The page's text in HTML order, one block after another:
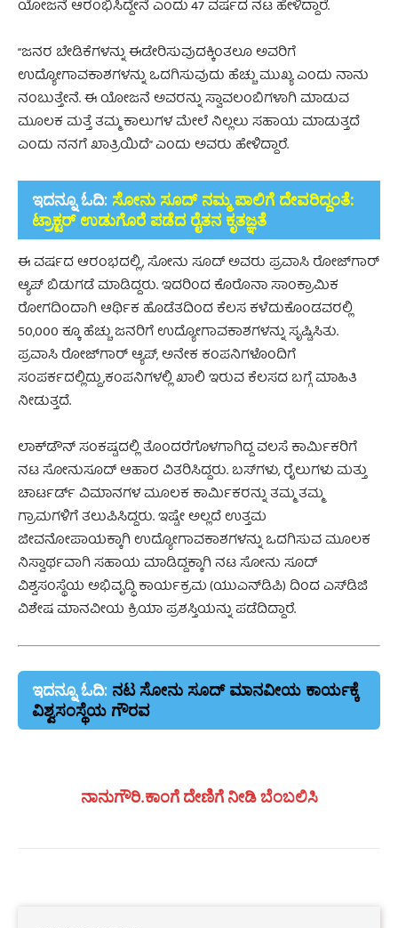
ಯೋಜನೆ ಆರಂಭಿಸಿದ್ದೇನೆ ಎಂದು 47 ವರ್ಷದ ನಟ ಹೇಳಿದ್ದಾರೆ.
“ಜನರ ಬೇಡಿಕೆಗಳನ್ನು ಈಡೇರಿಸುವುದಕ್ಕಿಂತಲೂ ಅವರಿಗೆ
ಉದ್ಯೋಗಾವಕಾಶಗಳನ್ನು ಒದಗಿಸುವುದು ಹೆಚ್ಚು ಮುಖ್ಯ ಎಂದು ನಾನು
ನಂಬುತ್ತೇನೆ. ಈ ಯೋಜನೆ ಅವರನ್ನು ಸ್ವಾವಲಂಬಿಗಳಾಗಿ ಮಾಡುವ
ಮೂಲಕ ಮತ್ತೆ ತಮ್ಮ ಕಾಲುಗಳ ಮೇಲೆ ನಿಲ್ಲಲು ಸಹಾಯ ಮಾಡುತ್ತದೆ
ಎಂದು ನನಗೆ ಖಾತ್ರಿಯಿದೆ” ಎಂದು ಅವರು ಹೇಳಿದ್ದಾರೆ.
ಇದನ್ನೂ ಓದಿ: ಸೋನು ಸೂದ್ ನಮ್ಮ ಪಾಲಿಗೆ ದೇವರಿದ್ದಂತೆ:
ಟ್ರಾಕ್ಟರ್ ಉಡುಗೊರೆ ಪಡೆದ ರೈತನ ಕೃತಜ್ಞತೆ
ಈ ವರ್ಷದ ಆರಂಭದಲ್ಲಿ, ಸೋನು ಸೂದ್ ಅವರು ಪ್ರವಾಸಿ ರೋಜ್​ಗಾರ್
ಆ್ಯಪ್ ಬಿಡುಗಡೆ ಮಾಡಿದ್ದರು. ಇದರಿಂದ ಕೊರೊನಾ ಸಾಂಕ್ರಾಮಿಕ
ರೋಗದಿಂದಾಗಿ ಆರ್ಥಿಕ ಹೊಡೆತದಿಂದ ಕೆಲಸ ಕಳೆದುಕೊಂಡವರಲ್ಲಿ
50,000 ಕ್ಕೂ ಹೆಚ್ಚು ಜನರಿಗೆ ಉದ್ಯೋಗಾವಕಾಶಗಳನ್ನು ಸೃಷ್ಟಿಸಿತು.
ಪ್ರವಾಸಿ ರೋಜ್​ಗಾರ್ ಆ್ಯಪ್, ಅನೇಕ ಕಂಪನಿಗಳೊಂದಿಗೆ
ಸಂಪರ್ಕದಲ್ಲಿದ್ದು,ಕಂಪನಿಗಳಲ್ಲಿ ಖಾಲಿ ಇರುವ ಕೆಲಸದ ಬಗ್ಗೆ ಮಾಹಿತಿ
ನೀಡುತ್ತದೆ.
ಲಾಕ್‌ಡೌನ್ ಸಂಕಷ್ಟದಲ್ಲಿ ತೊಂದರೆಗೊಳಗಾಗಿದ್ದ ವಲಸೆ ಕಾರ್ಮಿಕರಿಗೆ
ನಟ ಸೋನುಸೂದ್ ಆಹಾರ ವಿತರಿಸಿದ್ದರು. ಬಸ್‌ಗಳು, ರೈಲುಗಳು ಮತ್ತು
ಚಾರ್ಟರ್ಡ್ ವಿಮಾನಗಳ ಮೂಲಕ ಕಾರ್ಮಿಕರನ್ನು ತಮ್ಮ ತಮ್ಮ
ಗ್ರಾಮಗಳಿಗೆ ತಲುಪಿಸಿದ್ದರು. ಇಷ್ಟೇ ಅಲ್ಲದೆ ಉತ್ತಮ
ಜೀವನೋಪಾಯಕ್ಕಾಗಿ ಉದ್ಯೋಗಾವಕಾಶಗಳನ್ನು ಒದಗಿಸುವ ಮೂಲಕ
ನಿಸ್ವಾರ್ಥವಾಗಿ ಸಹಾಯ ಮಾಡಿದ್ದಕ್ಕಾಗಿ ನಟ ಸೋನು ಸೂದ್
ವಿಶ್ವಸಂಸ್ಥೆಯ ಅಭಿವೃದ್ಧಿ ಕಾರ್ಯಕ್ರಮ (ಯುಎನ್​ಡಿಪಿ) ದಿಂದ ಎಸ್‌ಡಿಜಿ
ವಿಶೇಷ ಮಾನವೀಯ ಕ್ರಿಯಾ ಪ್ರಶಸ್ತಿಯನ್ನು ಪಡೆದಿದ್ದಾರೆ.
ಇದನ್ನೂ ಓದಿ: ನಟ ಸೋನು ಸೂದ್ ಮಾನವೀಯ ಕಾರ್ಯಕ್ಕೆ
ವಿಶ್ವಸಂಸ್ಥೆಯ ಗೌರವ
ನಾನುಗೌರಿ.ಕಾಂಗೆ ದೇಣಿಗೆ ನೀಡಿ ಬೆಂಬಲಿಸಿ